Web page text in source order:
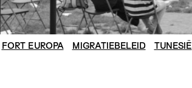
FORT EUROPA MIGRATIEBELEID TUNESIË